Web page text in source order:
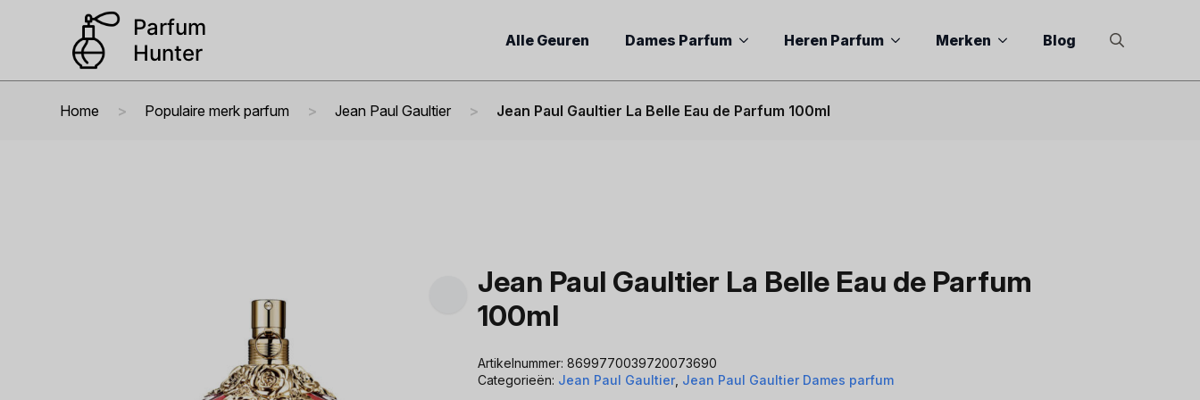
Alle Geuren Dames Parfum Heren Parfum Merken
Blog
Home Populaire merk parfum Jean Paul Gaultier Jean Paul Gaultier La Belle Eau de Parfum 100ml
Jean Paul Gaultier La Belle Eau de Parfum
100ml
Artikelnummer:8699770039720073690
Categorieën: Jean Paul Gaultier Jean Paul Gaultier Dames parfum